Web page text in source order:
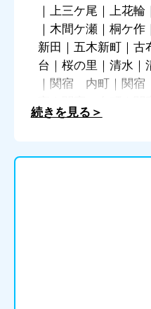
｜上三ケ尾｜上花
｜木間ケ瀬｜桐ケ
新田｜五木新町｜古
台｜桜の里｜清水｜
｜関宿 内町｜関
戸｜堤台｜堤根｜つ
台｜なみき｜次木｜
続きを見る＞